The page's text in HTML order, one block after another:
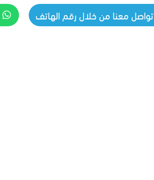
تواصل معنا من خلال رقم الهاتف